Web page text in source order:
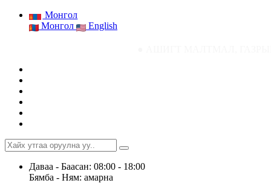
Монгол
Монгол
English
Даваа - Баасан: 08:00 - 18:00
Бямба - Ням: амарна